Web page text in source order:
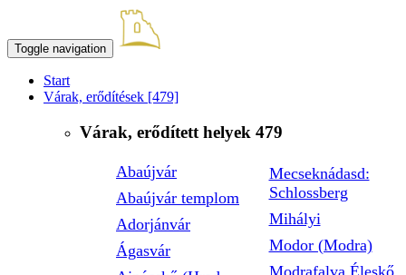
Toggle navigation
Start
Várak, erődítések [479]
Várak, erődített helyek 479
Abaújvár
Abaújvár templom
Adorjánvár
Ágasvár
Mecseknádasd:
Schlossberg
Mihályi
Modor (Modra)